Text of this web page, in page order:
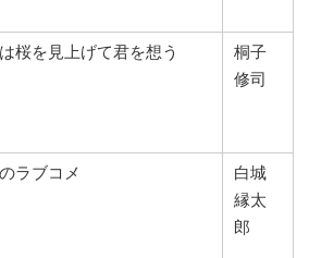
桜を見上げて君を想う
桐子
修司
ラブコメ
白城
縁太
郎